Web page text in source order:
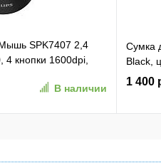
SPK7407 2,4
кнопки 1600dpi,
01)
В наличии
Сумка
Black,
1 400